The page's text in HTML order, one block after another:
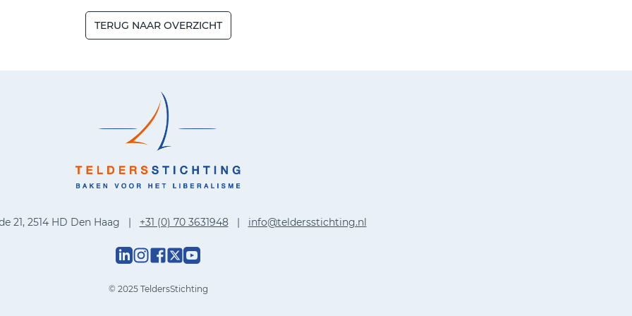
TERUG NAAR OVERZICHT
21, 2514 HD Den Haag | +31 (0) 70 3631948| info@teldersstichting.nl
© 2025 TeldersStichting